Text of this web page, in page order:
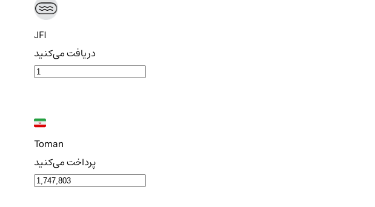
JFI
دریافت می‌کنید
Toman
پرداخت می‌کنید